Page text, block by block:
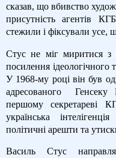
сказав, що вбивство
присутність агентів
стежили і фіксували усе,
Стус не міг миритися з
посилення ідеологічного
У 1968-му році він був
адресованого
першому секретареві
українська
політичні арешти та
Василь Стус